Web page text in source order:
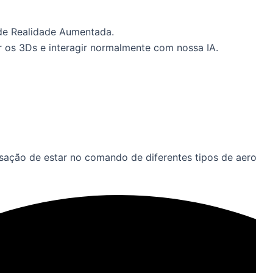
Realidade Aumentada.
3Ds e interagir normalmente com nossa IA.
de estar no comando de diferentes tipos de